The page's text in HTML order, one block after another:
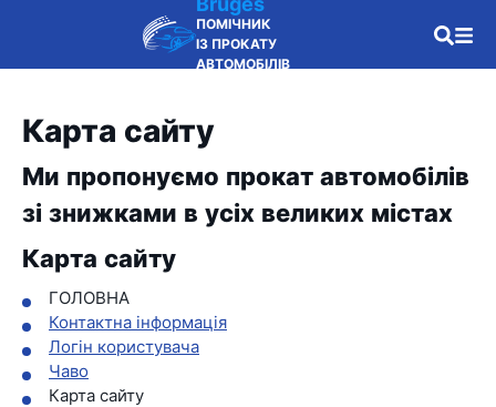
ПОМІЧНИК
ІЗ ПРОКАТУ
АВТОМОБІЛІВ
Карта сайту
Ми пропонуємо прокат автомобілів
зі знижками в усіх великих містах
Карта сайту
ГОЛОВНА
Контактна інформація
Логін користувача
Чаво
Карта сайту